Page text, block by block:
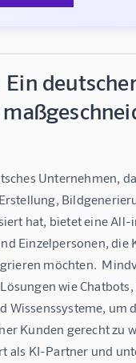
Unternehmen,
hat, bietet eine
Einzelpersonen, die
möchten.
wie
Wissenssysteme, um
Kunden gerecht zu
als KI-Partner und